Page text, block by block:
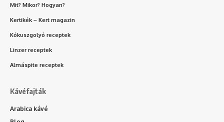
Mit? Mikor? Hogyan?
Kertikék – Kert magazin
Kókuszgolyó receptek
Linzer receptek
Almáspite receptek
Kávéfajták
Arabica kávé